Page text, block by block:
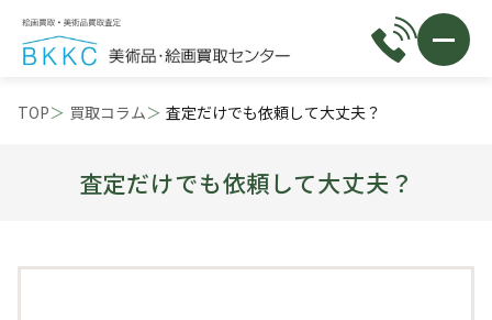
TOP 買取コラム 査定だけでも依頼して大丈夫？
査定だけでも依頼して大丈夫？